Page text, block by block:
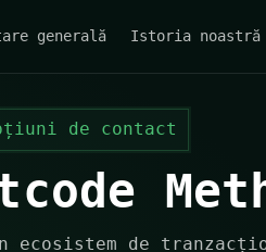
generală Istoria noastră
de contact
ecosistem de